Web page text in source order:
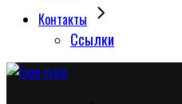
Контакты
Сcылки